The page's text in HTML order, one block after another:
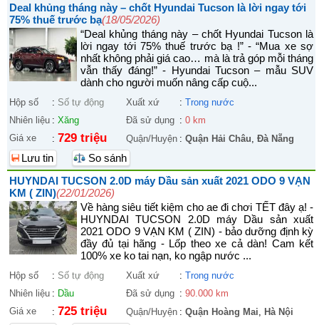
Deal khủng tháng này – chốt Hyundai Tucson là lời ngay tới
75% thuế trước bạ(18/05/2026)
“Deal khủng tháng này – chốt Hyundai Tucson là
lời ngay tới 75% thuế trước bạ !” - “Mua xe sợ
nhất không phải giá cao… mà là trả góp mỗi tháng
vẫn thấy đáng!” - Hyundai Tucson – mẫu SUV
dành cho người muốn nâng cấp cuộ...
Hộp số : Số tự động Xuất xứ : Trong nước
Nhiên liệu : Xăng Đã sử dụng : 0 km
Giá xe
: 729 triệu Quận/Huyện : Quận Hải Châu, Đà Nẵng
Lưu tin
So sánh
HUYNDAI TUCSON 2.0D máy Dầu sản xuất 2021 ODO 9 VẠN
KM ( ZIN)(22/01/2026)
Về hàng siêu tiết kiệm cho ae đi chơi TẾT đây ạ! -
HUYNDAI TUCSON 2.0D máy Dầu sản xuất
2021 ODO 9 VẠN KM ( ZIN) - bảo dưỡng định kỳ
đầy đủ tại hãng - Lốp theo xe cả dàn! Cam kết
100% xe ko tai nạn, ko ngập nước ...
Hộp số : Số tự động Xuất xứ : Trong nước
Nhiên liệu : Dầu Đã sử dụng : 90.000 km
Giá xe
: 725 triệu Quận/Huyện : Quận Hoàng Mai, Hà Nội